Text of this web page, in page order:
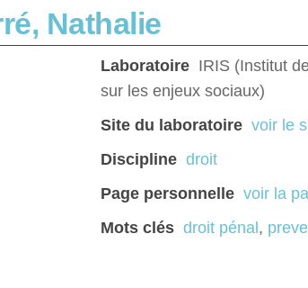
Nathalie
Laboratoire IRIS (Institut
sur les enjeux sociaux)
Site du laboratoire voir le
Discipline droit
Page personnelle voir la
Mots clés droit pénal ,